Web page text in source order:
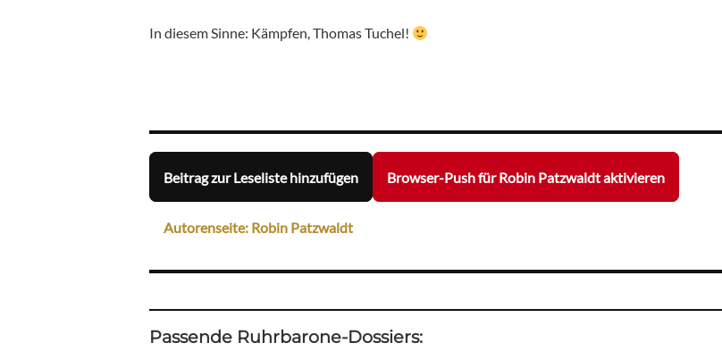
In diesem Sinne: Kämpfen, Thomas Tuchel!
Beitrag zur Leseliste hinzufügen Browser-Push für Robin Patzwaldt aktivieren
Autorenseite: Robin Patzwaldt
Passende Ruhrbarone-Dossiers: